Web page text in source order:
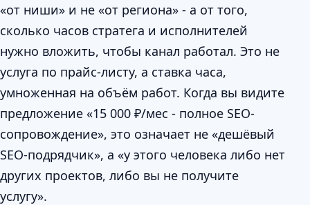
«от ниши» и не «от региона» - а от того,
сколько часов стратега и исполнителей
нужно вложить, чтобы канал работал. Это не
услуга по прайс-листу, а ставка часа,
умноженная на объём работ. Когда вы видите
предложение «15 000 ₽/мес - полное SEO-
сопровождение», это означает не «дешёвый
SEO-подрядчик», а «у этого человека либо нет
других проектов, либо вы не получите
услугу».